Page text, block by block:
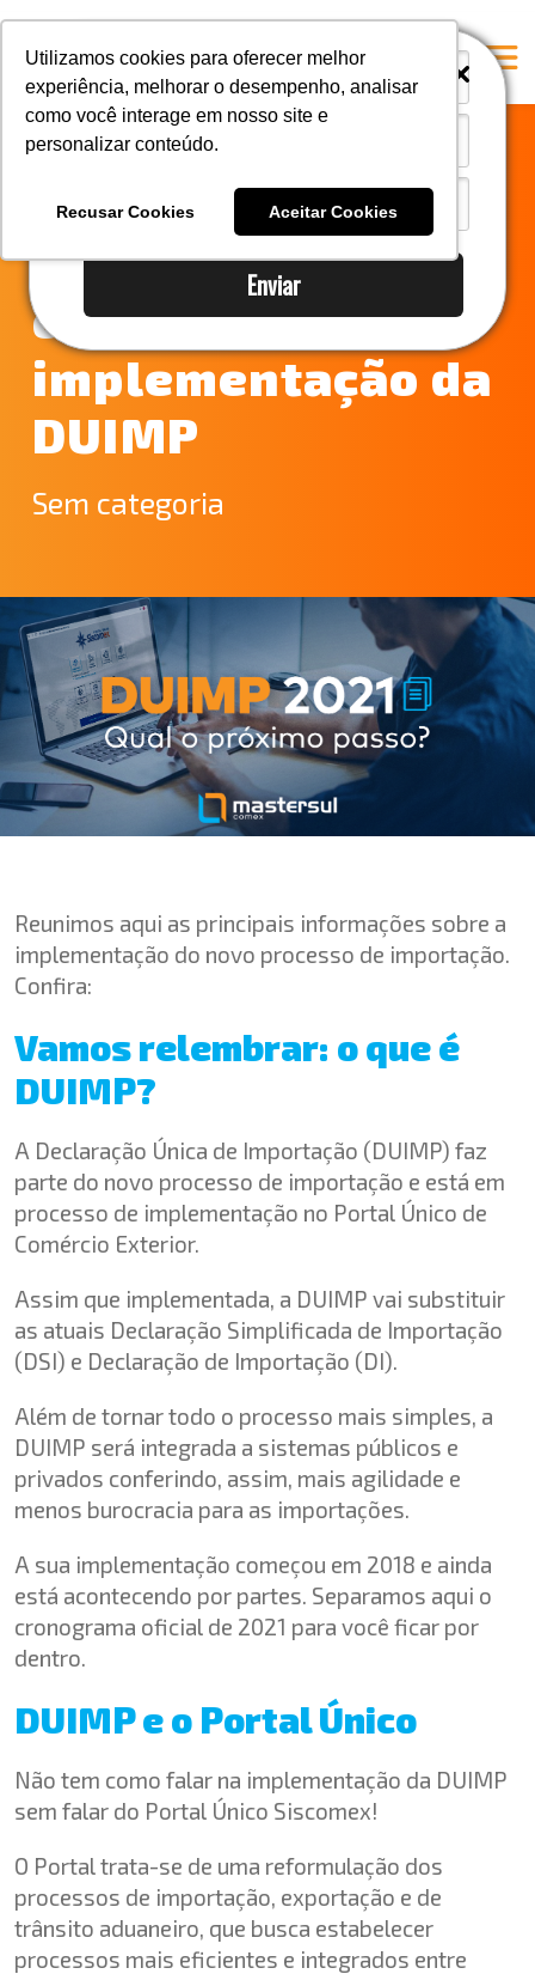
Enviar
Utilizamos cookies para oferecer melhor
experiência, melhorar o desempenho, analisar
como você interage em nosso site e
personalizar conteúdo.
Recusar Cookies Aceitar Cookies
i
i
A Mastersul
Responsabilidade social
Blog
E-books
Fique por dentro
dos próximo
capítulos da
implementação da
DUIMP
Sem categoria
Reunimos aqui as principais informações sobre a
implementação do novo processo de importação.
Confira:
Vamos relembrar: o que é
DUIMP?
A Declaração Única de Importação (DUIMP) faz
parte do novo processo de importação e está em
processo de implementação no Portal Único de
Comércio Exterior.
Assim que implementada, a DUIMP vai substituir
as atuais Declaração Simplificada de Importação
(DSI) e Declaração de Importação (DI).
Além de tornar todo o processo mais simples, a
DUIMP será integrada a sistemas públicos e
privados conferindo, assim, mais agilidade e
menos burocracia para as importações.
A sua implementação começou em 2018 e ainda
está acontecendo por partes. Separamos aqui o
cronograma oficial de 2021 para você ficar por
dentro.
DUIMP e o Portal Único
Não tem como falar na implementação da DUIMP
sem falar do Portal Único Siscomex!
O Portal trata-se de uma reformulação dos
processos de importação, exportação e de
trânsito aduaneiro, que busca estabelecer
processos mais eficientes e integrados entre